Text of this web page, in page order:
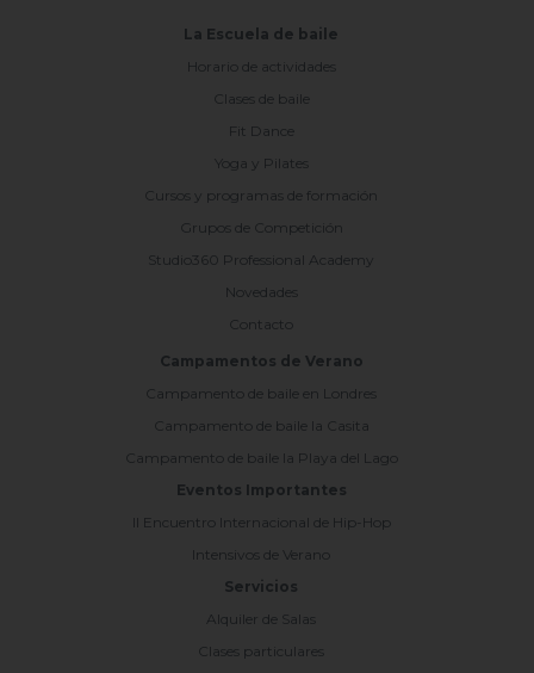
La Escuela de baile
Horario de actividades
Clases de baile
Fit Dance
Yoga y Pilates
Cursos y programas de formación
Grupos de Competición
Studio360 Professional Academy
Novedades
Contacto
Campamentos de Verano
Campamento de baile en Londres
Campamento de baile la Casita
Campamento de baile la Playa del Lago
Eventos Importantes
II Encuentro Internacional de Hip-Hop
Intensivos de Verano
Servicios
Alquiler de Salas
Clases particulares